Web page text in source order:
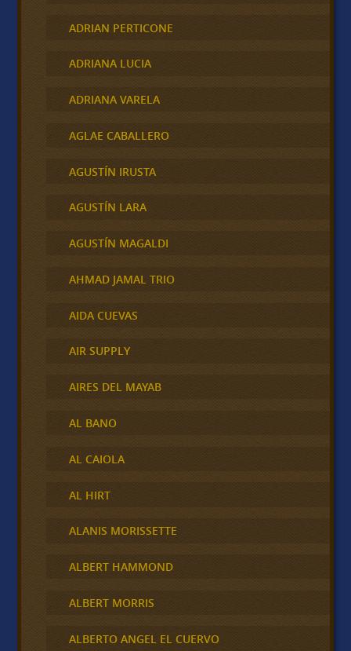
ADRIAN PERTICONE
ADRIANA LUCIA
ADRIANA VARELA
AGLAE CABALLERO
AGUSTÍN IRUSTA
AGUSTÍN LARA
AGUSTÍN MAGALDI
AHMAD JAMAL TRIO
AIDA CUEVAS
AIR SUPPLY
AIRES DEL MAYAB
AL BANO
AL CAIOLA
AL HIRT
ALANIS MORISSETTE
ALBERT HAMMOND
ALBERT MORRIS
ALBERTO ANGEL EL CUERVO